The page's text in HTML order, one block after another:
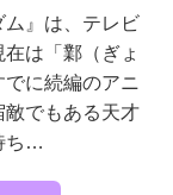
ム』は、テレビ
は「鄴（ぎょ
に続編のアニ
敵でもある天才
ち…